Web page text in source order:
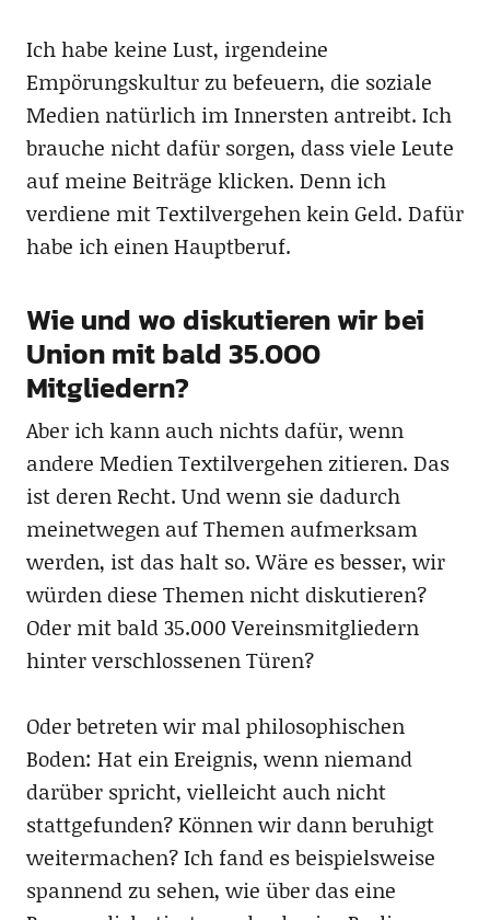
Ich habe keine Lust, irgendeine
Empörungskultur zu befeuern, die soziale
Medien natürlich im Innersten antreibt. Ich
brauche nicht dafür sorgen, dass viele Leute
auf meine Beiträge klicken. Denn ich
verdiene mit Textilvergehen kein Geld. Dafür
habe ich einen Hauptberuf.
Wie und wo diskutieren wir bei
Union mit bald 35.000
Mitgliedern?
Aber ich kann auch nichts dafür, wenn
andere Medien Textilvergehen zitieren. Das
ist deren Recht. Und wenn sie dadurch
meinetwegen auf Themen aufmerksam
werden, ist das halt so. Wäre es besser, wir
würden diese Themen nicht diskutieren?
Oder mit bald 35.000 Vereinsmitgliedern
hinter verschlossenen Türen?
Oder betreten wir mal philosophischen
Boden: Hat ein Ereignis, wenn niemand
darüber spricht, vielleicht auch nicht
stattgefunden? Können wir dann beruhigt
weitermachen? Ich fand es beispielsweise
spannend zu sehen, wie über das eine